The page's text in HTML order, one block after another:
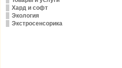
Хард и софт
Экология
Экстросенсорика